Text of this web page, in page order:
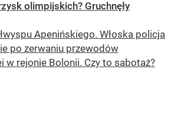
olimpijskich? Gruchnęły
Apenińskiego. Włoska policja
po zerwaniu przewodów
w rejonie Bolonii. Czy to sabotaż?